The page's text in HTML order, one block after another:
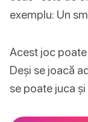
exemplu: Un
Acest joc
Deși se joacă
se poate juca